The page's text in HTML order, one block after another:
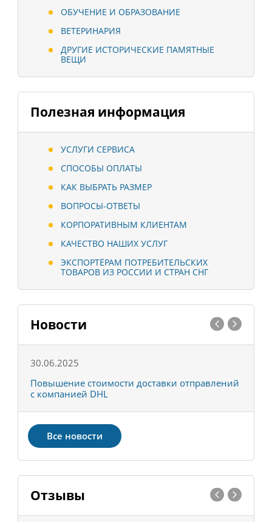
ОБУЧЕНИЕ И ОБРАЗОВАНИЕ
ВЕТЕРИНАРИЯ
ДРУГИЕ ИСТОРИЧЕСКИЕ ПАМЯТНЫЕ
ВЕЩИ
Полезная информация
УСЛУГИ СЕРВИСА
СПОСОБЫ ОПЛАТЫ
КАК ВЫБРАТЬ РАЗМЕР
ВОПРОСЫ-ОТВЕТЫ
КОРПОРАТИВНЫМ КЛИЕНТАМ
КАЧЕСТВО НАШИХ УСЛУГ
ЭКСПОРТЁРАМ ПОТРЕБИТЕЛЬСКИХ
ТОВАРОВ ИЗ РОССИИ И СТРАН СНГ
Новости
30.06.2025
Повышение стоимости доставки отправлений
с компанией DHL
Все новости
Отзывы